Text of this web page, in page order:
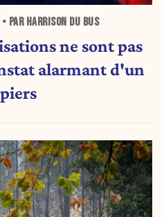
• PAR HARRISON DU BUS
ne sont pas
alarmant d'un